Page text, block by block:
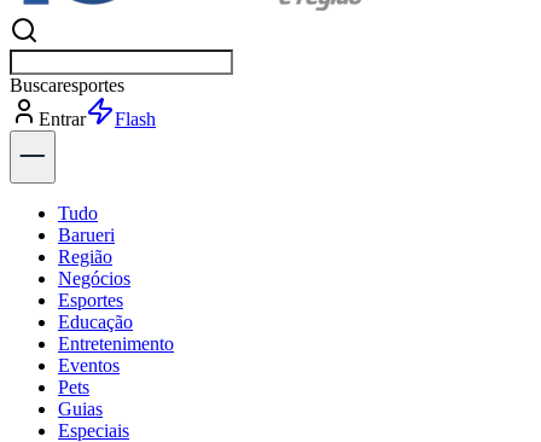
Buscarpolí
Entrar
Explorar
Tudo
Barueri
Região
Negócios
Esportes
Educação
Entretenimento
Eventos
Pets
Guias
Especiais